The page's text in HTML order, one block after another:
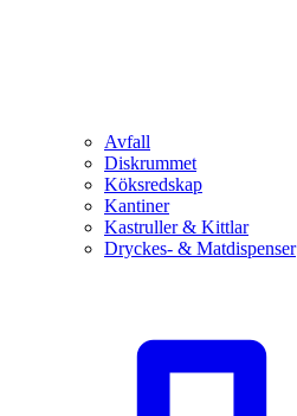
Avfall
Diskrummet
Köksredskap
Kantiner
Kastruller & Kittlar
Dryckes- & Matdispenser